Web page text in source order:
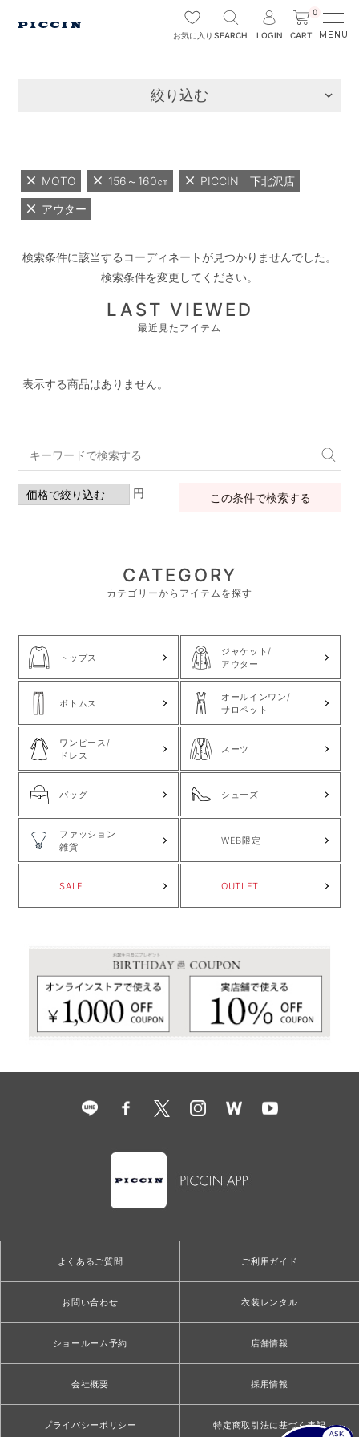
お気に入り SEARCH LOGIN
0
CART
絞り込む
MOTO 156～160㎝ PICCIN 下北沢店
アウター
検索条件に該当するコーディネートが見つかりませんでした。
検索条件を変更してください。
LAST VIEWED
最近見たアイテム
表示する商品はありません。
円 この条件で検索する
CATEGORY
カテゴリーからアイテムを探す
トップス
ジャケット/
アウター
ボトムス
オールインワン/
サロペット
ワンピース/
ドレス
スーツ
バッグ シューズ
ファッション
雑貨
WEB限定
SALE OUTLET
よくあるご質問 ご利用ガイド
お問い合わせ 衣装レンタル
ショールーム予約 店舗情報
会社概要 採用情報
プライバシーポリシー 特定商取引法に基づく表記